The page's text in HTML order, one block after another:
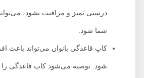
درستی تمیز و مراقبت نشود، می‌تواند
شما شود.
کاپ قاعدگی بانوان می‌تواند باعث
شود. توصیه می‌شود کاپ قاعدگی را به